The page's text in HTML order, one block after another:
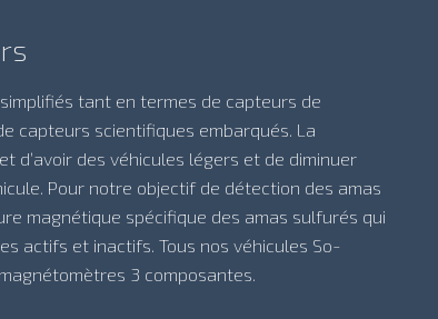
tant en termes de capteurs de
capteurs scientifiques embarqués. La
d’avoir des véhicules légers et de diminuer
Pour notre objectif de détection des amas
magnétique spécifique des amas sulfurés qui
actifs et inactifs. Tous nos véhicules So-
3 composantes.